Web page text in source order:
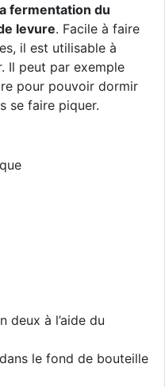
fermentation du
levure. Facile à faire
il est utilisable à
Il peut par exemple
pour pouvoir dormir
se faire piquer.
deux à l’aide du
le fond de bouteille